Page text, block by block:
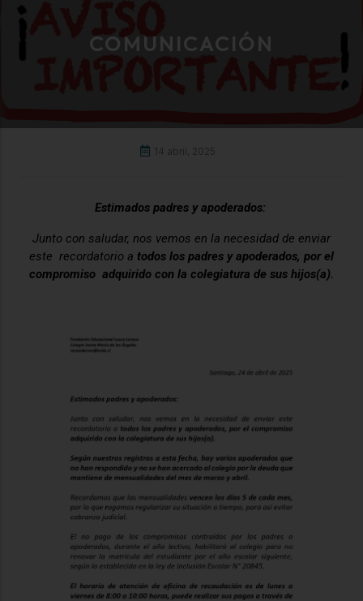
COMUNICACIÓN
14 abril, 2025
Estimados padres y apoderados:
Junto con saludar, nos vemos en la necesidad de enviar
este recordatorio a todos los padres y apoderados, por el
compromiso adquirido con la colegiatura de sus hijos(a).